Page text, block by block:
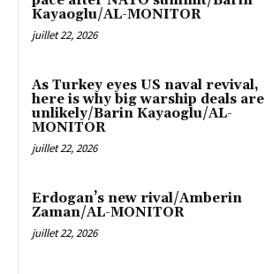
Kayaoglu/AL-MONITOR
juillet 22, 2026
As Turkey eyes US naval revival,
here is why big warship deals are
unlikely/Barin Kayaoglu/AL-
MONITOR
juillet 22, 2026
Erdogan’s new rival/Amberin
Zaman/AL-MONITOR
juillet 22, 2026